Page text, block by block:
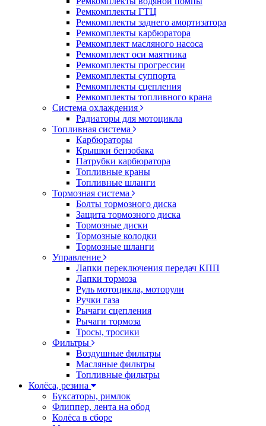
Ремкомплекты ГТЦ
Ремкомплекты заднего амортизатора
Ремкомплекты карбюратора
Ремкомплект масляного насоса
Ремкомплект оси маятника
Ремкомплекты прогрессии
Ремкомплекты суппорта
Ремкомплекты сцепления
Ремкомплекты топливного крана
Система охлаждения
Радиаторы для мотоцикла
Топливная система
Карбюраторы
Крышки бензобака
Патрубки карбюратора
Топливные краны
Топливные шланги
Тормозная система
Болты тормозного диска
Защита тормозного диска
Тормозные диски
Тормозные колодки
Тормозные шланги
Управление
Лапки переключения передач КПП
Лапки тормоза
Руль мотоцикла, моторули
Ручки газа
Рычаги сцепления
Рычаги тормоза
Тросы, тросики
Фильтры
Воздушные фильтры
Масляные фильтры
Топливные фильтры
Колёса, резина
Буксаторы, римлок
Флиппер, лента на обод
Колёса в сборе